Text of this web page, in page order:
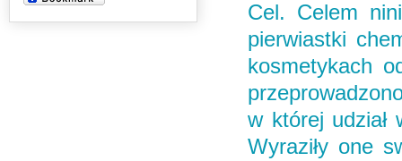
Cel. Celem
pierwiastki
kosmetykach
w której udział
Wyraziły one